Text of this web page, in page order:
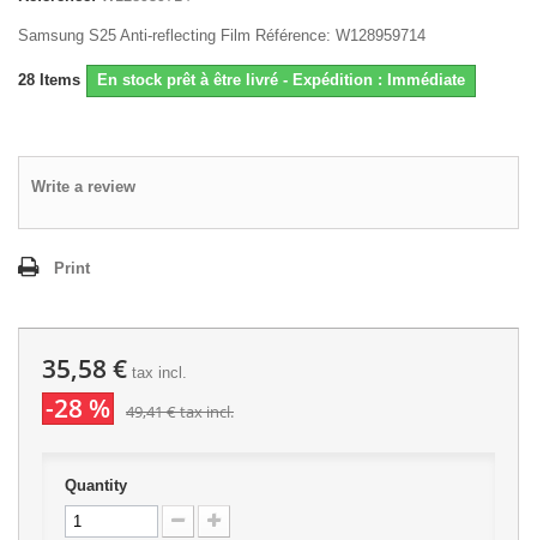
Samsung S25 Anti-reflecting Film Référence: W128959714
28 Items En stock prêt à être livré - Expédition : Immédiate
Write a review
Print
35,58 € tax incl.
-28 % 49,41 €tax incl.
Quantity